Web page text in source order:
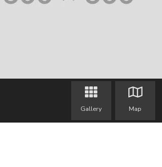
Gallery Map